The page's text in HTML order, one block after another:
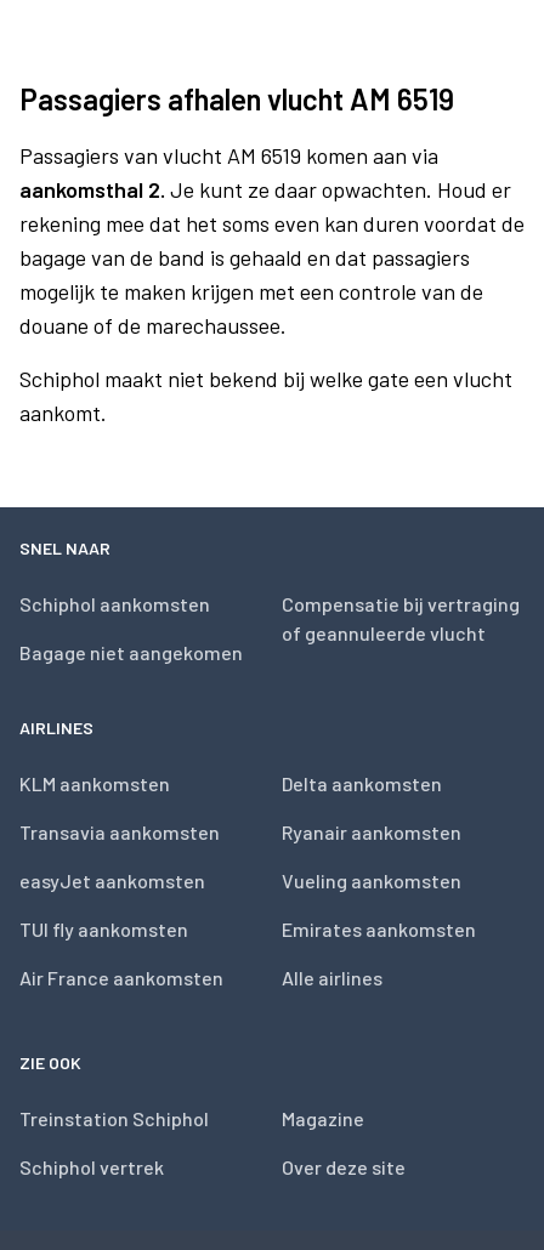
Passagiers afhalen vlucht AM 6519
Passagiers van vlucht AM 6519 komen aan via
aankomsthal 2. Je kunt ze daar opwachten. Houd er
rekening mee dat het soms even kan duren voordat de
bagage van de band is gehaald en dat passagiers
mogelijk te maken krijgen met een controle van de
douane of de marechaussee.
Schiphol maakt niet bekend bij welke gate een vlucht
aankomt.
SNEL NAAR
Schiphol aankomsten
Bagage niet aangekomen
Compensatie bij vertraging
of geannuleerde vlucht
AIRLINES
KLM aankomsten
Transavia aankomsten
easyJet aankomsten
TUI fly aankomsten
Air France aankomsten
Delta aankomsten
Ryanair aankomsten
Vueling aankomsten
Emirates aankomsten
Alle airlines
ZIE OOK
Treinstation Schiphol
Schiphol vertrek
Magazine
Over deze site